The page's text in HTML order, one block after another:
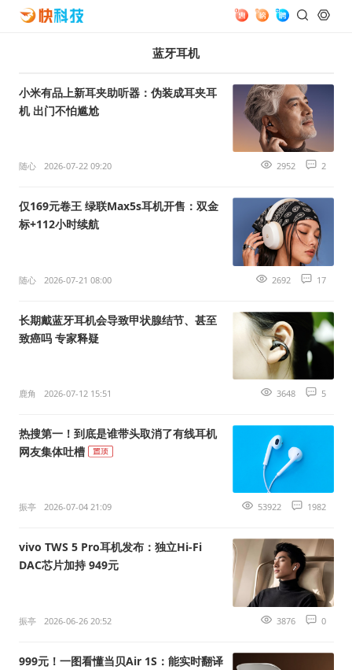
蓝牙耳机
小米有品上新耳夹助听器：伪装成耳夹耳
机 出门不怕尴尬
随心 2026-07-22 09:20 2952 2
仅169元卷王 绿联Max5s耳机开售：双金
标+112小时续航
随心 2026-07-21 08:00 2692 17
长期戴蓝牙耳机会导致甲状腺结节、甚至
致癌吗 专家释疑
鹿角 2026-07-12 15:51 3648 5
热搜第一！到底是谁带头取消了有线耳机
网友集体吐槽
振亭 2026-07-04 21:09 53922 1982
vivo TWS 5 Pro耳机发布：独立Hi-Fi
DAC芯片加持 949元
振亭 2026-06-26 20:52 3876 0
999元！一图看懂当贝Air 1S：能实时翻译